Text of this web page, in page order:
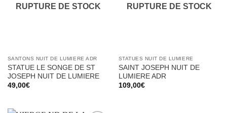
RUPTURE DE STOCK
SANTONS NUIT DE LUMIERE ADR
STATUE LE SONGE DE ST
JOSEPH NUIT DE LUMIERE
49,00€
RUPTURE DE STOCK
STATUES NUIT DE LUMIERE
SAINT JOSEPH NUIT DE
LUMIERE ADR
109,00€